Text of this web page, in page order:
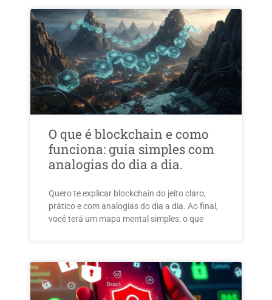
O que é blockchain e como
funciona: guia simples com
analogias do dia a dia.
Quero te explicar blockchain do jeito claro,
prático e com analogias do dia a dia. Ao final,
você terá um mapa mental simples: o que